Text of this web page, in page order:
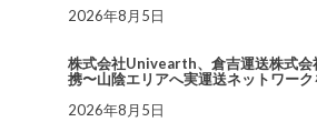
2026年8月5日
株式会社Univearth、倉吉運送株式会
携〜山陰エリアへ実運送ネットワー
2026年8月5日